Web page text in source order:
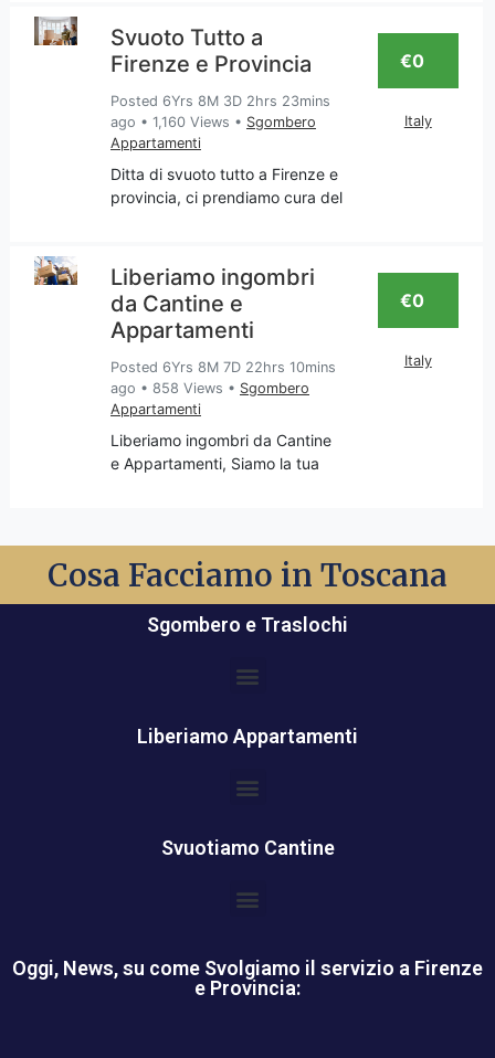
Appartamenti, Traslochi,
Imbiancatura; riparazione mobili
finestre, porte in legno
Svuoto Tutto a
Firenze e Provincia
Posted 6Yrs 8M 3D 2hrs 23mins
ago • 1,160 Views • Sgombero
Appartamenti
Ditta di svuoto tutto a Firenze e
provincia, ci prendiamo cura del
più, o meglio che reputi
superfluo e quindi va
sgomberato con trasport
€0
Italy
Liberiamo ingombri
da Cantine e
Appartamenti
Posted 6Yrs 8M 7D 22hrs 10mins
ago • 858 Views • Sgombero
Appartamenti
Liberiamo ingombri da Cantine
e Appartamenti, Siamo la tua
un Preventivo e sopralluogo.
€0
Italy
Cosa Facciamo in Toscana
Sgombero e Traslochi
Liberiamo Appartamenti
Svuotiamo Cantine
Oggi, News, su come Svolgiamo il servizio a Firenze
e Provincia: